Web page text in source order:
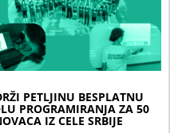
PETLJINU BESPLATNU
PROGRAMIRANJA ZA 50
IZ CELE SRBIJE